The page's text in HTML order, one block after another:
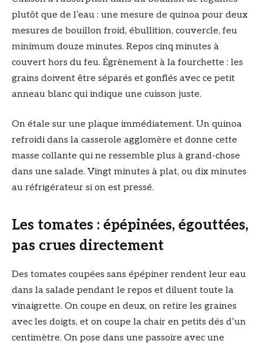
plutôt que de l’eau : une mesure de quinoa pour deux
mesures de bouillon froid, ébullition, couvercle, feu
minimum douze minutes. Repos cinq minutes à
couvert hors du feu. Égrènement à la fourchette : les
grains doivent être séparés et gonflés avec ce petit
anneau blanc qui indique une cuisson juste.
On étale sur une plaque immédiatement. Un quinoa
refroidi dans la casserole agglomère et donne cette
masse collante qui ne ressemble plus à grand-chose
dans une salade. Vingt minutes à plat, ou dix minutes
au réfrigérateur si on est pressé.
Les tomates : épépinées, égouttées,
pas crues directement
Des tomates coupées sans épépiner rendent leur eau
dans la salade pendant le repos et diluent toute la
vinaigrette. On coupe en deux, on retire les graines
avec les doigts, et on coupe la chair en petits dés d’un
centimètre. On pose dans une passoire avec une